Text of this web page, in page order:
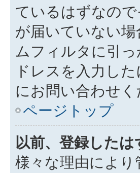
ているはずなの
が届いていない
ムフィルタに引
ドレスを入力し
にお問い合わせく
ページトップ
以前、登録した
様々な理由によ